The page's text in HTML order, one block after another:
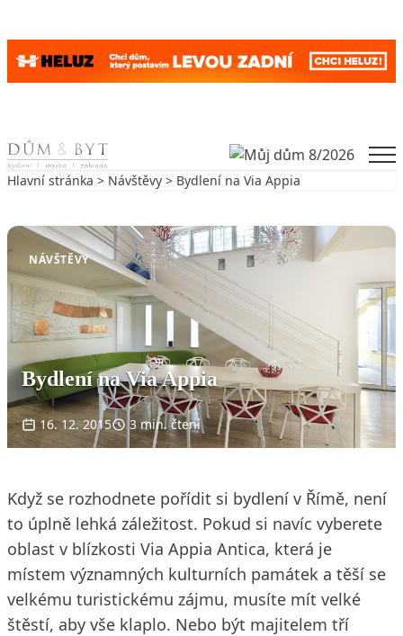
Skip to content
Hlavní stránka > Návštěvy > Bydlení na Via Appia
NÁVŠTĚVY
Bydlení na Via Appia
16. 12. 2015 3 min. čtení
Když se rozhodnete pořídit si bydlení v Římě, není
to úplně lehká záležitost. Pokud si navíc vyberete
oblast v blízkosti Via Appia Antica, která je
místem významných kulturních památek a těší se
velkému turistickému zájmu, musíte mít velké
štěstí, aby vše klaplo. Nebo být majitelem tří